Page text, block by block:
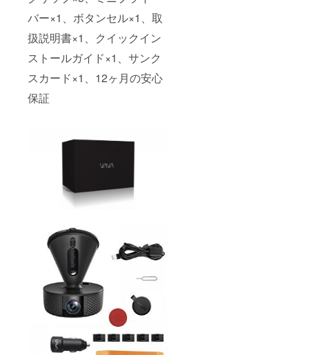
バー×1、ボタンセル×1、取
扱説明書×1、クイックイン
ストールガイド×1、サンク
スカード×1、12ヶ月の安心
保証